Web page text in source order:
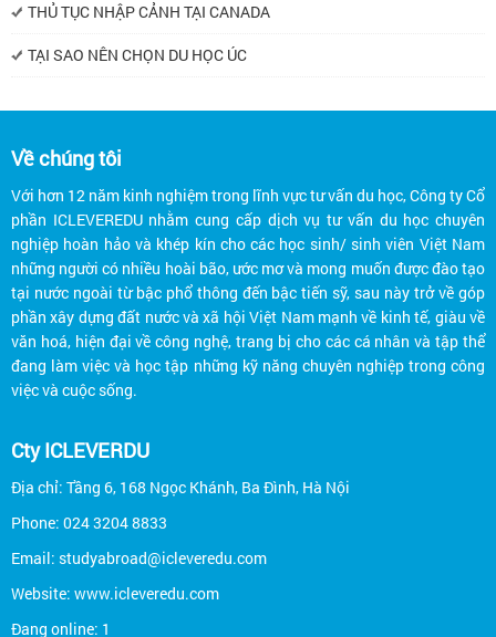
THỦ TỤC NHẬP CẢNH TẠI CANADA
TẠI SAO NÊN CHỌN DU HỌC ÚC
Về chúng tôi
Với hơn 12 năm kinh nghiệm trong lĩnh vực tư vấn du học, Công ty Cổ
phần ICLEVEREDU nhằm cung cấp dịch vụ tư vấn du học chuyên
nghiệp hoàn hảo và khép kín cho các học sinh/ sinh viên Việt Nam
những người có nhiều hoài bão, ước mơ và mong muốn được đào tạo
tại nước ngoài từ bậc phổ thông đến bậc tiến sỹ, sau này trở về góp
phần xây dựng đất nước và xã hội Việt Nam mạnh về kinh tế, giàu về
văn hoá, hiện đại về công nghệ, trang bị cho các cá nhân và tập thể
đang làm việc và học tập những kỹ năng chuyên nghiệp trong công
việc và cuộc sống.
Cty ICLEVERDU
Địa chỉ: Tầng 6, 168 Ngọc Khánh, Ba Đình, Hà Nội
Phone: 024 3204 8833
Email: studyabroad@icleveredu.com
Website: www.icleveredu.com
Đang online: 1